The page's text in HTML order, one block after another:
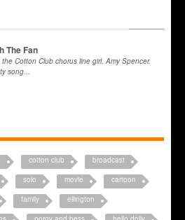
The Fan
Cotton Club chorus line girl, Amy Spencer.
song...
cotton club
broadcast
solo movie
cartoon
family
ellington